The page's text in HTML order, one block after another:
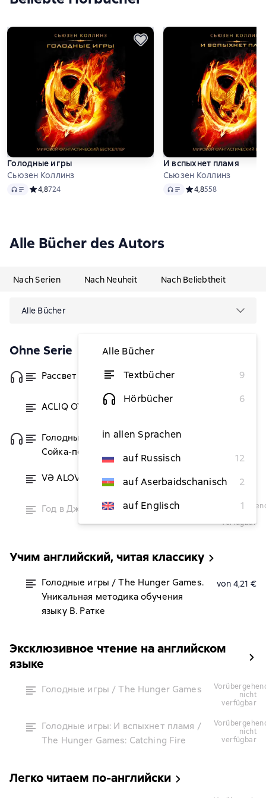
Голодные игры
Сьюзен Коллинз
Audio Средний рейтинг 4,8 на основе 724 оценок
4,8724
И вспыхнет пламя
Сьюзен Коллинз
Audio Средний рейтинг 4,8
4,8558
Alle Bücher des Autors
Nach Serien Nach Neuheit Nach Beliebtheit
Alle Bücher
Alle Bücher
Textbücher
9
Hörbücher
6
in allen Sprachen
auf Russisch
12
auf Aserbaidschanisch
2
auf Englisch
1
Ohne Serie
Рассвет Жатвы von 5,58 €
ACLIQ OYUNLARI
Голодные игры. И вспыхнет пламя.
Сойка-пересмешница (сборник)
VƏ ALOV DOĞACAQ von 2,25 €
Год в Джунглях
verfügbar
Учим английский, читая классику
Голодные игры / The Hunger Games.
Уникальная методика обучения
языку В. Ратке
von 4,21 €
Эксклюзивное чтение на английском
языке
Голодные игры / The Hunger Games
vorübergehend
nicht
verfügbar
Голодные игры: И вспыхнет пламя /
The Hunger Games: Catching Fire
vorübergehend
nicht
verfügbar
Легко читаем по-английски